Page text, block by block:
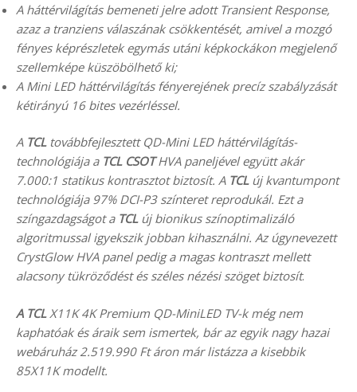
A háttérvilágítás bemeneti jelre adott Transient Response,
azaz a tranziens válaszának csökkentését, amivel a mozgó
fényes képrészletek egymás utáni képkockákon megjelenő
szellemképe küszöbölhető ki;
A Mini LED háttérvilágítás fényerejének precíz szabályzását
kétirányú 16 bites vezérléssel.
A TCLtovábbfejlesztett QD-Mini LED háttérvilágítás-
technológiája a TCL CSOTHVA paneljével együtt akár
7.000:1 statikus kontrasztot biztosít. A TCL új kvantumpont
technológiája 97% DCI-P3 színteret reprodukál. Ezt a
színgazdagságot a TCLúj bionikus színoptimalizáló
algoritmussal igyekszik jobban kihasználni. Az úgynevezett
CrystGlow HVA panel pedig a magas kontraszt mellett
alacsony tükröződést és széles nézési szöget biztosít.
A TCLX11K 4K Premium QD-MiniLED TV-k még nem
kaphatóak és áraik sem ismertek, bár az egyik nagy hazai
webáruház 2.519.990 Ft áron már listázza a kisebbik
85X11K modellt.